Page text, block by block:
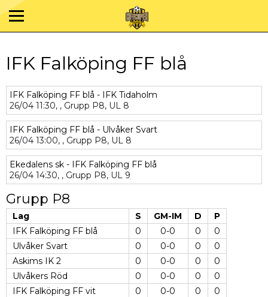
IFK Falköping FF blå
IFK Falköping FF blå - IFK Tidaholm
26/04 11:30, , Grupp P8, UL 8
IFK Falköping FF blå - Ulvåker Svart
26/04 13:00, , Grupp P8, UL 8
Ekedalens sk - IFK Falköping FF blå
26/04 14:30, , Grupp P8, UL 9
Grupp P8
Lag S GM-IM D
P
IFK Falköping FF blå
0 0-0 0
0
Ulvåker Svart
0 0-0 0
0
Askims IK 2
0 0-0 0
0
Ulvåkers Röd
0 0-0 0
0
IFK Falköping FF vit
0 0-0 0
0